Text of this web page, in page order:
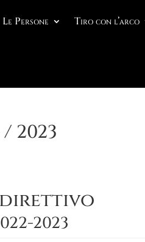
Le Persone Tiro con l’arco
2023
2023